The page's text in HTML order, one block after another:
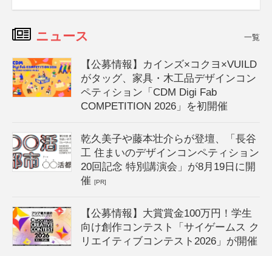
ニュース 一覧
【公募情報】カインズ×コクヨ×VUILD
がタッグ、家具・木工品デザインコン
ペティション「CDM Digi Fab
COMPETITION 2026」を初開催
乾久美子や藤本壮介らが登壇、「長谷
工 住まいのデザインコンペティション
20回記念 特別講演会」が8月19日に開
催[PR]
【公募情報】大賞賞金100万円！学生
向け創作コンテスト「サイゲームス ク
リエイティブコンテスト2026」が開催